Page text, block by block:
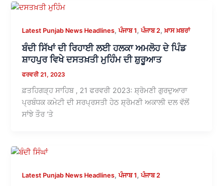
Latest Punjab News Headlines,ਪੰਜਾਬ 1,ਪੰਜਾਬ 2,ਖ਼ਾਸ ਖ਼ਬਰਾਂ
ਬੰਦੀ ਸਿੱਖਾਂ ਦੀ ਰਿਹਾਈ ਲਈ ਹਲਕਾ ਅਮਲੋਹ ਦੇ ਪਿੰਡ
ਸ਼ਾਹਪੁਰ ਵਿਖੇ ਦਸਤਖ਼ਤੀ ਮੁਹਿੰਮ ਦੀ ਸ਼ੁਰੂਆਤ
ਫਰਵਰੀ 21, 2023
ਫ਼ਤਹਿਗੜ੍ਹ ਸਾਹਿਬ , 21 ਫਰਵਰੀ 2023: ਸ਼੍ਰੋਮਣੀ ਗੁਰਦੁਆਰਾ
ਪ੍ਰਬੰਧਕ ਕਮੇਟੀ ਦੀ ਸਰਪ੍ਰਸਤੀ ਹੇਠ ਸ਼੍ਰੋਮਣੀ ਅਕਾਲੀ ਦਲ ਵੱਲੋਂ
ਸਾਂਝੇ ਤੌਰ ‘ਤੇ
Latest Punjab News Headlines,ਪੰਜਾਬ 1,ਪੰਜਾਬ 2